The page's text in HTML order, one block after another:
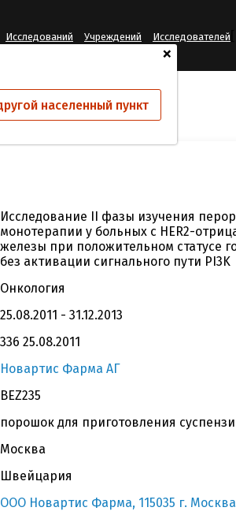
+
населенный пункт
Исследований Учреждений Исследователей
Исследование II фазы изучения
монотерапии у больных с HER2-
железы при положительном статусе
без активации сигнального пути PI3K
Онкология
25.08.2011 - 31.12.2013
336 25.08.2011
Новартис Фарма АГ
BEZ235
порошок для приготовления
Москва
Швейцария
OOO Новартис Фарма, 115035 г.